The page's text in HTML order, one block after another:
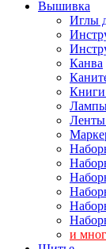
Вышивка
Иглы
Канва
и